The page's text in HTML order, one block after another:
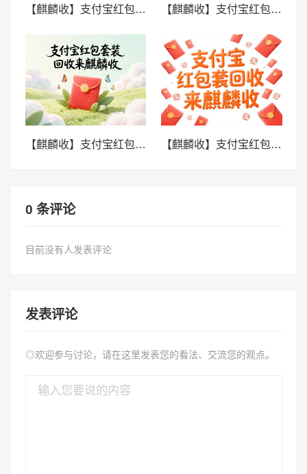
【麒麟收】支付宝红包套装回收操作教程：三步完成闲置变现 【麒麟收】支付宝红包套装回收高效方法：别让福利悄悄过期
【麒麟收】支付宝红包套装回收实用指南：闲置权益轻松盘活 【麒麟收】支付宝红包套装回收打理方法：精简你的数字卡包
0 条评论
目前没有人发表评论
发表评论
◎欢迎参与讨论，请在这里发表您的看法、交流您的观点。